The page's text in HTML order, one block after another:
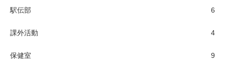
駅伝部 6
課外活動 4
保健室 9